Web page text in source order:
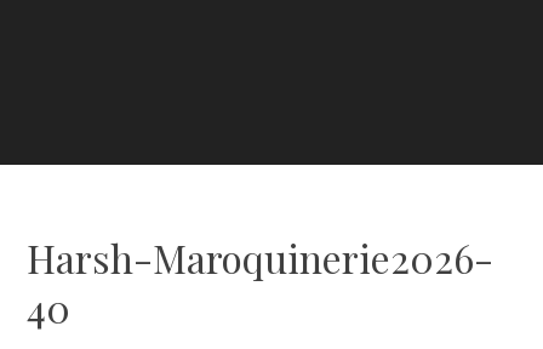
Harsh-Maroquinerie2026-
40